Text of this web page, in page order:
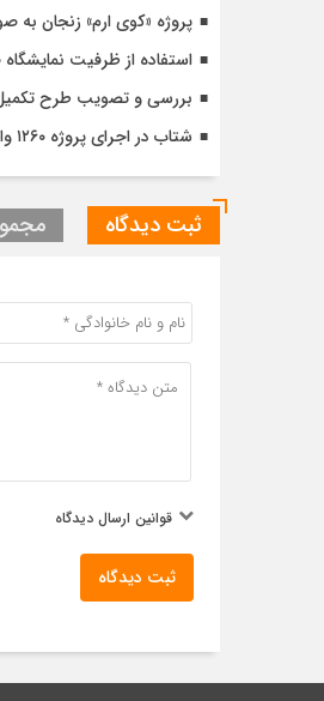
پروژه «کوی ارم» زنجان
استفاده از ظرفیت
بررسی و تصویب طرح تکمیل
شتاب در اجرای پروژه ۱۲۶۰ واحدی نهضت ملی مسکن گرگان با تأکید بر کیفیت و زمان‌بندی دقیق
ثبت دیدگاه
قوانین ارسال دیدگاه
ثبت دیدگاه